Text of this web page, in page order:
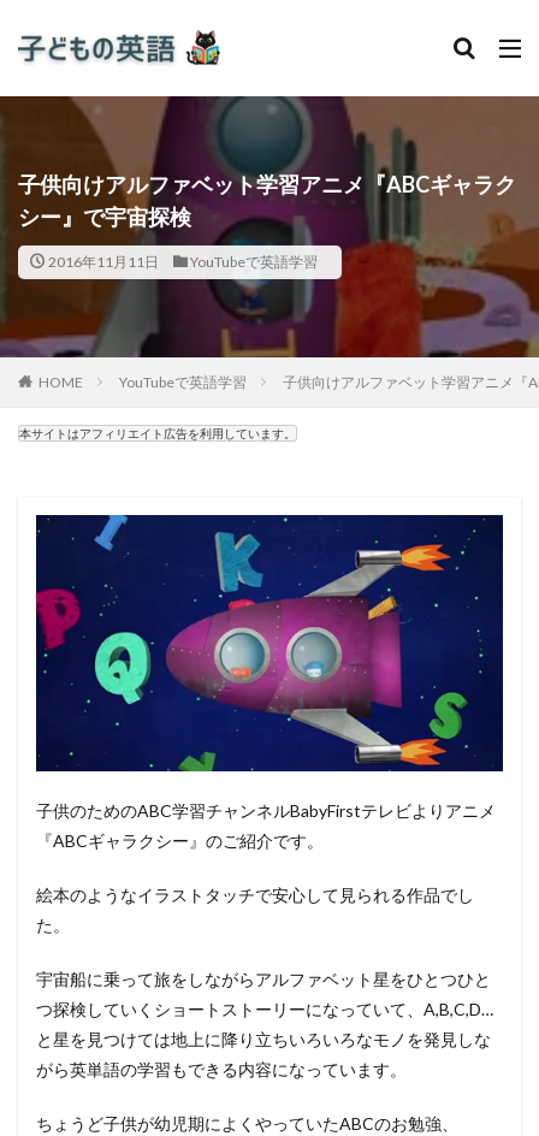
子供向けアルファベット学習アニメ『ABCギャラク
シー』で宇宙探検
2016年11月11日 YouTubeで英語学習
HOME YouTubeで英語学習 子供向けアルファベット学習アニメ『
本サイトはアフィリエイト広告を利用しています。
子供のためのABC学習チャンネルBabyFirstテレビよりアニメ
『ABCギャラクシー』のご紹介です。
絵本のようなイラストタッチで安心して見られる作品でし
た。
宇宙船に乗って旅をしながらアルファベット星をひとつひと
つ探検していくショートストーリーになっていて、A,B,C,D…
と星を見つけては地上に降り立ちいろいろなモノを発見しな
がら英単語の学習もできる内容になっています。
ちょうど子供が幼児期によくやっていたABCのお勉強、